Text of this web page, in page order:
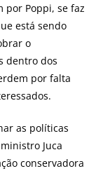
por Poppi, se faz
está sendo
o
dentro dos
por falta
as políticas
Juca
conservadora